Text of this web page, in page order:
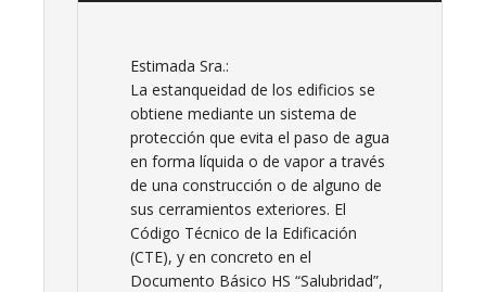
Estimada Sra.:
La estanqueidad de los edificios se
obtiene mediante un sistema de
protección que evita el paso de agua
en forma líquida o de vapor a través
de una construcción o de alguno de
sus cerramientos exteriores. El
Código Técnico de la Edificación
(CTE), y en concreto en el
Documento Básico HS “Salubridad”,